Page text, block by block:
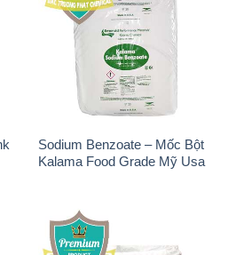
Sodium Benzoate – Mốc Bột
Kalama Food Grade Mỹ Usa